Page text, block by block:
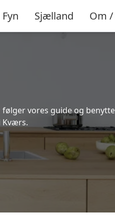
Fyn Sjælland Om
vores guide og
Kværs.